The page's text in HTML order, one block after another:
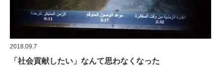
2018.09.7
「社会貢献したい」なんて思わなくなった